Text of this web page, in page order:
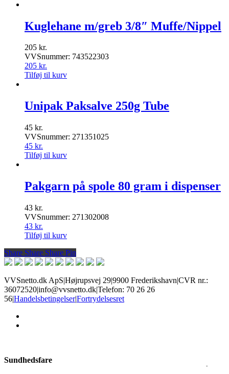
Kuglehane m/greb 3/8″ Muffe/Nippel
205 kr.
VVSnummer: 743522303
205 kr.
Tilføj til kurv
Unipak Paksalve 250g Tube
45 kr.
VVSnummer: 271351025
45 kr.
Tilføj til kurv
Pakgarn på spole 80 gram i dispenser
43 kr.
VVSnummer: 271302008
43 kr.
Tilføj til kurv
Share
Share Share Share Pin
VVSnetto.dk ApS|Højrupsvej 29|9900 Frederikshavn|CVR nr.:
36072520|info@vvsnetto.dk|Telefon: 70 26 26
56|Handelsbetingelser|Fortrydelsesret
Sundhedsfare
Produkter med dette mærke kan give slem irritation i øjne og på hud,